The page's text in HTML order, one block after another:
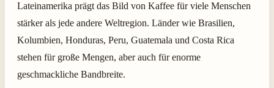
Lateinamerika prägt das Bild von Kaffee für viele Menschen
stärker als jede andere Weltregion. Länder wie Brasilien,
Kolumbien, Honduras, Peru, Guatemala und Costa Rica
stehen für große Mengen, aber auch für enorme
geschmackliche Bandbreite.